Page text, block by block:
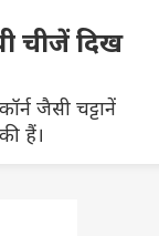
चीजें दिख
जैसी चट्टानें
हैं।